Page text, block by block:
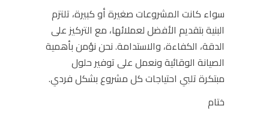
سواء كانت المشروعات صغيرة أو كبيرة، تلتزم
البنية بتقديم الأفضل لعملائها، مع التركيز على
الدقة، الكفاءة، والاستدامة. نحن نؤمن بأهمية
الصيانة الوقائية ونعمل على توفير حلول
مبتكرة تلبي احتياجات كل مشروع بشكل فردي.
ختام